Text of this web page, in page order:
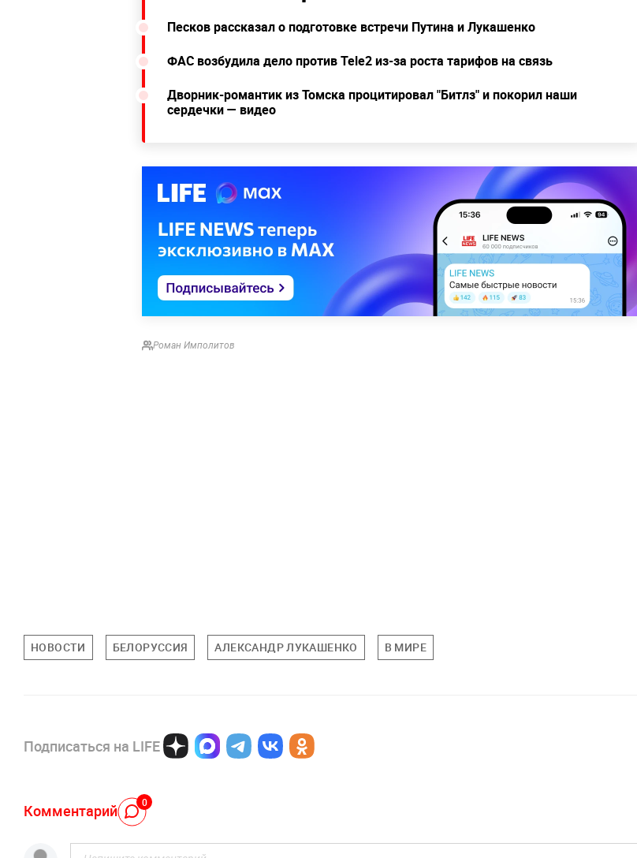
Песков рассказал о подготовке встречи Путина и Лукашенко
ФАС возбудила дело против Tele2 из-за роста тарифов на связь
Дворник-романтик из Томска процитировал "Битлз" и покорил наши
сердечки — видео
Роман Имполитов
НОВОСТИ БЕЛОРУССИЯ АЛЕКСАНДР ЛУКАШЕНКО В МИРЕ
Подписаться на LIFE
Комментарий 0